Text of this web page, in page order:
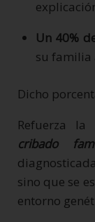
Un 40%
su familia
Dicho
Refuerza la
cribado
sino que se
entorno